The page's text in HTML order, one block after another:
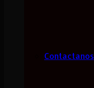
Contactanos